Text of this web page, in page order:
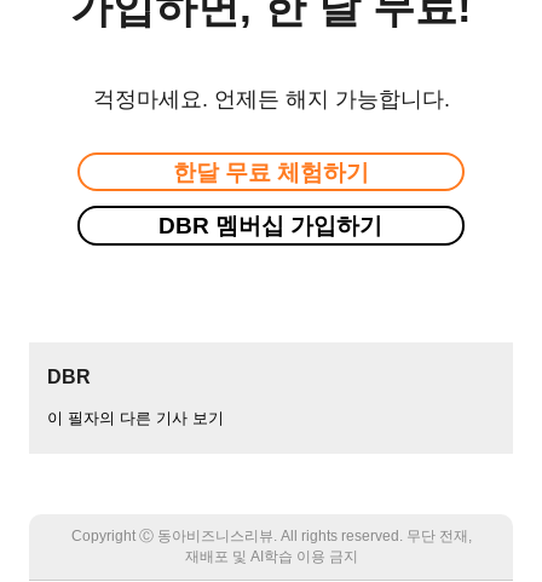
걱정마세요. 언제든 해지 가능합니다.
한달 무료 체험하기
DBR 멤버십 가입하기
DBR
이 필자의 다른 기사 보기
Copyright Ⓒ 동아비즈니스리뷰. All rights reserved. 무단 전재,
재배포 및 AI학습 이용 금지